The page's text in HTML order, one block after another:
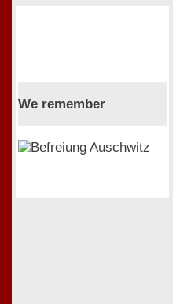
We remember